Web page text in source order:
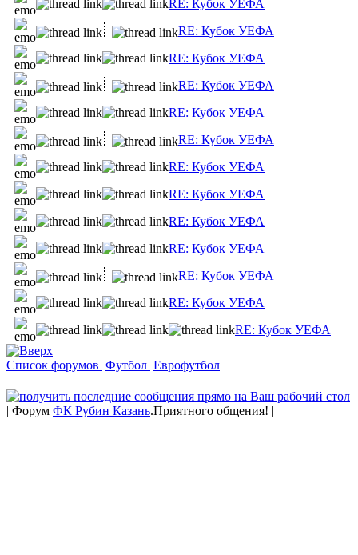
RE: Кубок УЕФА
RE: Кубок УЕФА
RE: Кубок УЕФА
RE: Кубок УЕФА
RE: Кубок УЕФА
RE: Кубок УЕФА
RE: Кубок УЕФА
RE: Кубок УЕФА
RE: Кубок УЕФА
RE: Кубок УЕФА
RE: Кубок УЕФА
RE: Кубок УЕФА
RE: Кубок УЕФА
Список форумов Футбол Еврофутбол
| Форум ФК Рубин Казань.Приятного общения! |